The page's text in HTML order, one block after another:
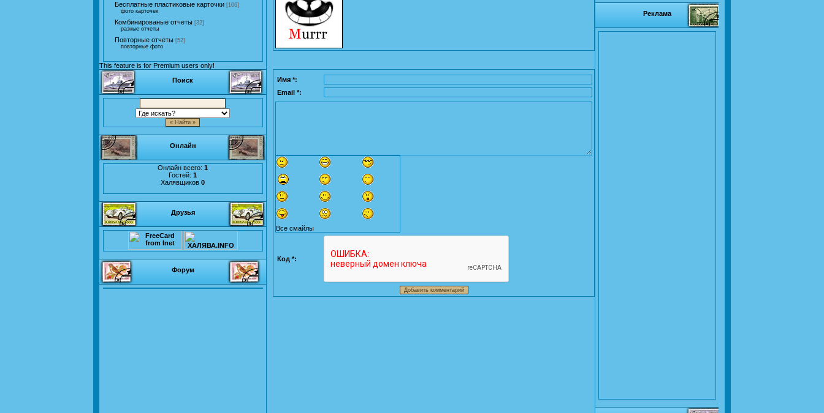
Бесплатные пластиковые карточки [106]
фото карточек
Комбинированые отчеты [32]
разные отчеты
Повторные отчеты [52]
повторные фото
This feature is for Premium users only!
Поиск
Онлайн
Онлайн всего: 1
Гостей: 1
Халявщиков 0
Друзья
Форум
Имя *:
Email *:
Все смайлы
Код *:
Реклама